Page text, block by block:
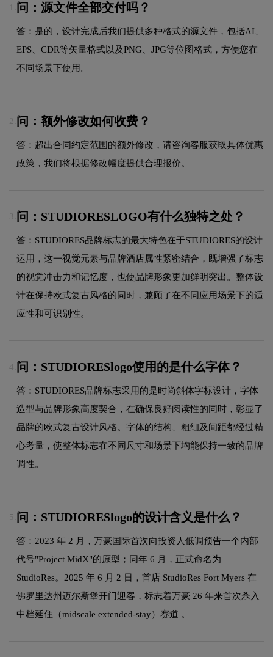
问：源文件全部交付吗？
答：是的，设计完成后我们提供多种格式的源文件，包括AI、
EPS、CDR等矢量格式以及PNG、JPG等位图格式，方便您在
不同场景下使用。
2. 问：额外修改如何收费？
答：超出合同约定范围的额外修改，请咨询客服获取具体优惠
政策，我们将根据修改幅度提供合理报价。
3. 问：STUDIORESLOGO有什么独特之处？
答：STUDIORES品牌标志的最大特色在于STUDIORES的设计
运用，这一视觉元素与品牌酒店属性紧密结合，既增强了标志
的视觉冲击力和记忆度，也使品牌形象更加鲜明突出。整体设
计在保持欧式复古风格的同时，兼顾了在不同应用场景下的适
应性和可识别性。
4. 问：STUDIORESlogo使用的是什么字体？
答：STUDIORES品牌标志采用的是时尚斜体字标设计，字体
造型与品牌形象高度契合，在确保良好阅读性的同时，彰显了
品牌的欧式复古设计风格。字体的结构、粗细及间距都经过精
心考量，使整体标志在不同尺寸和场景下均能保持一致的品牌
调性。
5. 问：STUDIORESlogo的设计含义是什么？
答：2023 年 2 月，万豪国际首次向投资人低调预告一个内部
代号"Project MidX"的原型；同年 6 月，正式命名为
StudioRes。2025 年 6 月 2 日，首店 StudioRes Fort Myers 在
佛罗里达州迈尔斯堡开门迎客，标志着万豪 26 年来首次杀入
中档延住（midscale extended-stay）赛道 。